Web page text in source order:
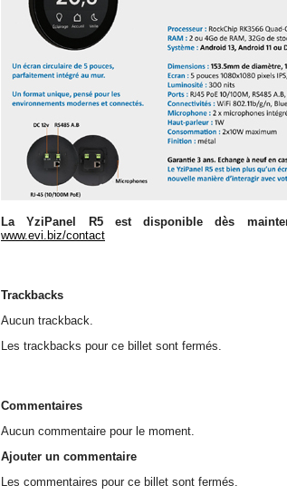
La YziPanel R5 est disponible dès
www.evi.biz/contact
Trackbacks
Aucun trackback.
Les trackbacks pour ce billet sont fermés.
Commentaires
Aucun commentaire pour le moment.
Ajouter un commentaire
Les commentaires pour ce billet sont fermés.